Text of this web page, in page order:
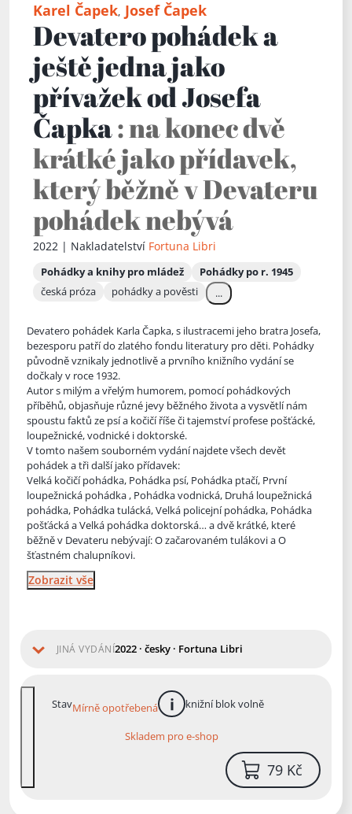
Karel Čapek, Josef Čapek
Devatero pohádek a
ještě jedna jako
přívažek od Josefa
Čapka: na konec dvě
krátké jako přídavek,
který běžně v Devateru
pohádek nebývá
2022 | Nakladatelství Fortuna Libri
Pohádky a knihy pro mládež
Pohádky po r. 1945
česká próza
pohádky a pověsti ...
Devatero pohádek Karla Čapka, s ilustracemi jeho bratra Josefa,
bezesporu patří do zlatého fondu literatury pro děti. Pohádky
původně vznikaly jednotlivě a prvního knižního vydání se
dočkaly v roce 1932.
Autor s milým a vřelým humorem, pomocí pohádkových
příběhů, objasňuje různé jevy běžného života a vysvětlí nám
spoustu faktů ze psí a kočičí říše či tajemství profese pošťácké,
loupežnické, vodnické i doktorské.
V tomto našem souborném vydání najdete všech devět
pohádek a tři další jako přídavek:
Velká kočičí pohádka, Pohádka psí, Pohádka ptačí, První
loupežnická pohádka , Pohádka vodnická, Druhá loupežnická
pohádka, Pohádka tulácká, Velká policejní pohádka, Pohádka
pošťácká a Velká pohádka doktorská… a dvě krátké, které
běžně v Devateru nebývají: O začarovaném tulákovi a O
šťastném chalupníkovi.
Zobrazit vše
JINÁ VYDÁNÍ2022 · česky · Fortuna Libri
StavMírně opotřebená více informací
knižní blok volně
Skladem pro e-shop
79 Kč